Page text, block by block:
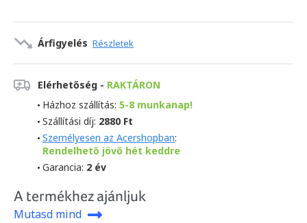
Árfigyelés Részletek
Elérhetőség - RAKTÁRON
Házhoz szállítás: 5-8 munkanap!
Szállítási díj: 2880 Ft
Személyesen az Acershopban:
Rendelhető jövő hét keddre
Garancia: 2 év
A termékhez ajánljuk
Mutasd mind